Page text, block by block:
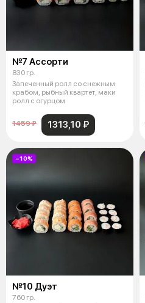
№7 Ассорти
830 гр.
Запеченный ролл со снежным
крабом, рыбный квартет, маки
ролл с огурцом
1459 ₽ 1313,10 ₽
−10%
№10 Дуэт
760 гр.